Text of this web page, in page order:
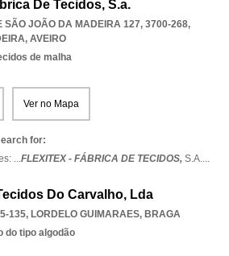
De Tecidos, S.a.
SÃO JOÃO DA MADEIRA 127, 3700-268,
, AVEIRO
de malha
Ver no Mapa
for:
...FLEXITEX - FÁBRICA DE TECIDOS, S.A....
Do Carvalho, Lda
135, LORDELO GUIMARAES, BRAGA
do tipo algodão